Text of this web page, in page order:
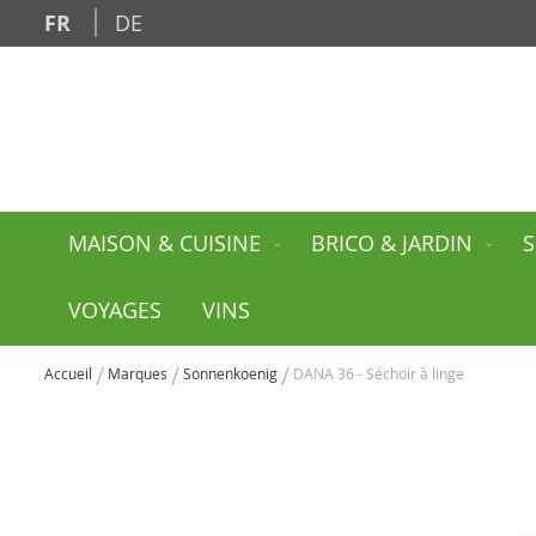
Allez
au
FR DE
MAISON & CUISINE BRICO & JARDIN
VOYAGES VINS
Accueil Marques Sonnenkoenig DANA 36 - Séchoir à linge